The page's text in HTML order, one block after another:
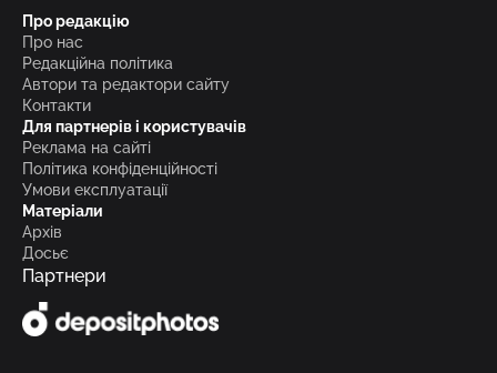
Про редакцію
Про нас
Редакційна політика
Автори та редактори сайту
Контакти
Для партнерів і користувачів
Реклама на сайті
Політика конфіденційності
Умови експлуатації
Матеріали
Архів
Досьє
Партнери